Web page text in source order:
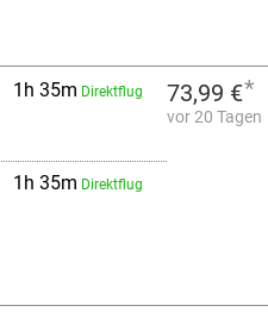
1h 35m Direktflug
1h 35m Direktflug
73,99 €*
vor 20 Tagen